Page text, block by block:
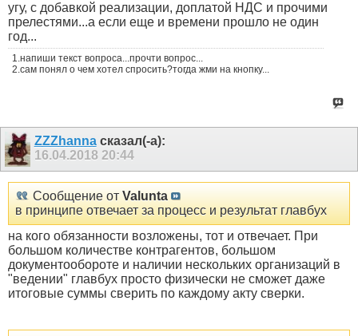
угу, с добавкой реализации, доплатой НДС и прочими
прелестями...а если еще и времени прошло не один
год...
1.напиши текст вопроса...прочти вопрос...
2.сам понял о чем хотел спросить?тогда жми на кнопку...
ZZZhannaсказал(-а):
16.04.2018 20:44
Сообщение от Valunta
в принципе отвечает за процесс и результат главбух
на кого обязанности возложены, тот и отвечает. При
большом количестве контрагентов, большом
документообороте и наличии нескольких организаций в
"ведении" главбух просто физически не сможет даже
итоговые суммы сверить по каждому акту сверки.